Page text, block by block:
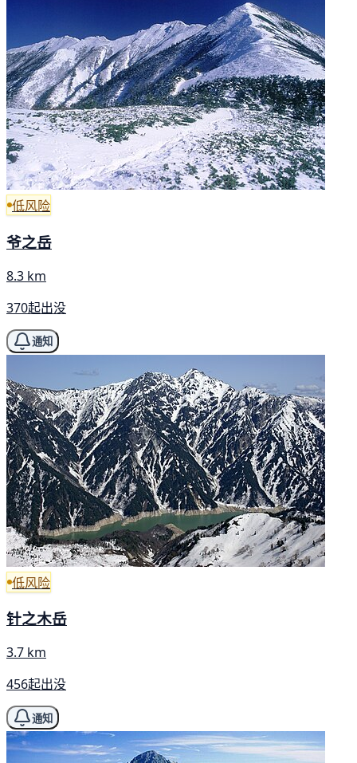
低风险
爷之岳
8.3 km
370起出没
通知
低风险
针之木岳
3.7 km
456起出没
通知